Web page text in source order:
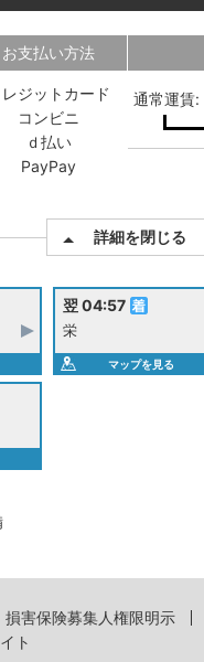
お支払い方法
ジットカード
コンビニ
ｄ払い
PayPay
通常運賃:
詳細を閉じる
翌 04:57
栄
マップを見る
損害保険募集人権限明示
ト